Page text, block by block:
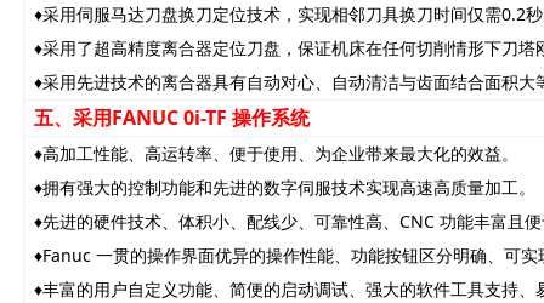
♦采用伺服马达刀盘换刀定位技术，实现相邻刀具换刀时间仅需0.2
♦采用了超高精度离合器定位刀盘，保证机床在任何切削情形下刀塔
♦采用先进技术的离合器具有自动对心、自动清洁与齿面结合面积大
五、采用FANUC 0i-TF 操作系统
♦高加工性能、高运转率、便于使用、为企业带来最大化的效益。
♦拥有强大的控制功能和先进的数字伺服技术实现高速高质量加工。
♦先进的硬件技术、体积小、配线少、可靠性高、CNC 功能丰富且
♦Fanuc 一贯的操作界面优异的操作性能、功能按钮区分明确、可
♦丰富的用户自定义功能、简便的启动调试、强大的软件工具支持、